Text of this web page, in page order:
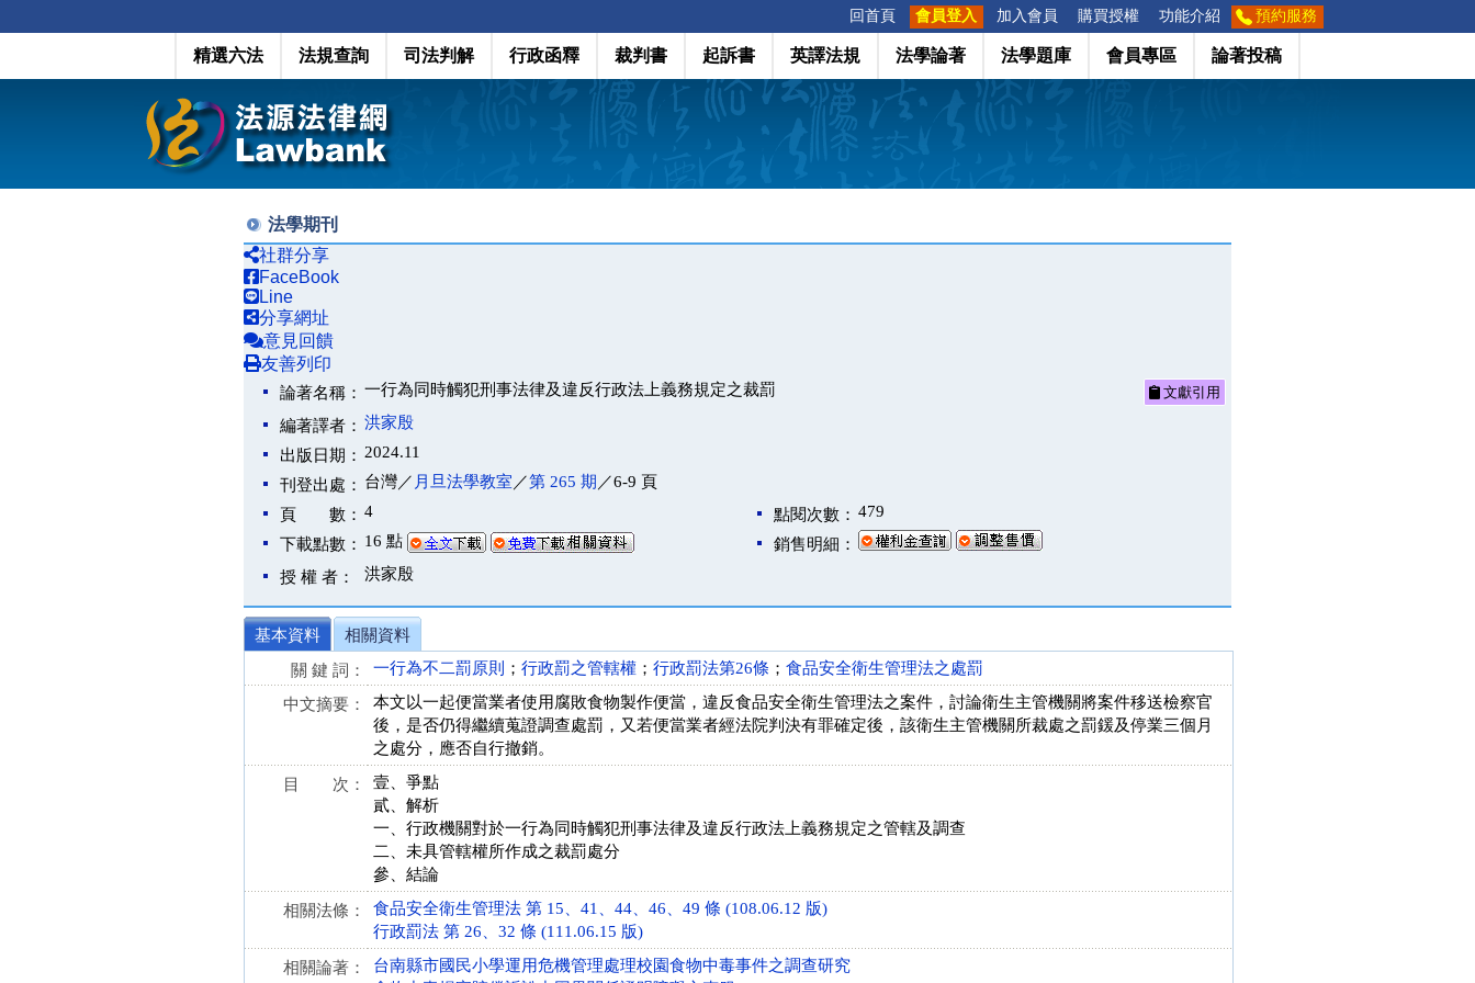
回首頁 會員登入 加入會員 購買授權 功能介紹 預約服務
精選六法 法規查詢 司法判解 行政函釋 裁判書 起訴書 英譯法規 法學論著 法學題庫 會員專區 論著投稿
法學期刊
社群分享
FaceBook
Line
分享網址
意見回饋
友善列印
論著名稱： 一行為同時觸犯刑事法律及違反行政法上義務規定之裁罰 文獻引用
編著譯者： 洪家殷
出版日期： 2024.11
刊登出處： 台灣／ 月旦法學教室 ／第 265 期 ／6-9 頁
頁 數： 4 點閱次數： 479
下載點數： 16 點
銷售明細：
授 權 者：
洪家殷
基本資料
相關資料
關 鍵 詞：
一行為不二罰原則 ； 行政罰之管轄權 ； 行政罰法第26條 ； 食品安全衛生管理法之處罰
中文摘要：
本文以一起便當業者使用腐敗食物製作便當，違反食品安全衛生管理法之案件，討論衛生主管機關將案件移送檢察官
後，是否仍得繼續蒐證調查處罰，又若便當業者經法院判決有罪確定後，該衛生主管機關所裁處之罰鍰及停業三個月
之處分，應否自行撤銷。
目 次：
壹、爭點
貳、解析
一、行政機關對於一行為同時觸犯刑事法律及違反行政法上義務規定之管轄及調查
二、未具管轄權所作成之裁罰處分
參、結論
相關法條：
食品安全衛生管理法 第 15、41、44、46、49 條 (108.06.12 版)
行政罰法 第 26、32 條 (111.06.15 版)
相關論著：
台南縣市國民小學運用危機管理處理校園食物中毒事件之調查研究